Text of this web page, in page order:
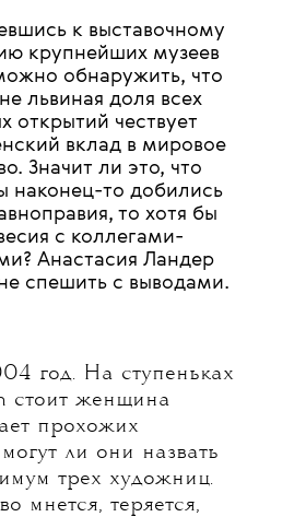
к выставочному
крупнейших музеев
обнаружить, что
львиная доля всех
открытий чествует
вклад в мировое
Значит ли это, что
наконец-то добились
то хотя бы
с коллегами-
Анастасия Ландер
спешить с выводами.
год. На ступеньках
стоит женщина
прохожих
ли они назвать
трех художниц.
мнется, теряется,